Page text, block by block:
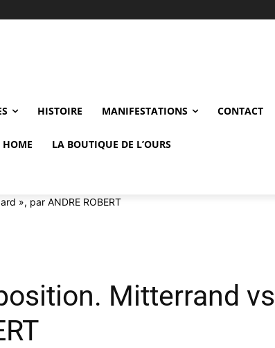
HISTOIRE MANIFESTATIONS CONTACT
HOME LA BOUTIQUE DE L’OURS
», par ANDRE ROBERT
Mitterrand vs